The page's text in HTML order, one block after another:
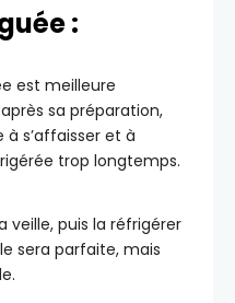
:
est meilleure
sa préparation,
s’affaisser et à
trop longtemps.
veille, puis la réfrigérer
sera parfaite, mais